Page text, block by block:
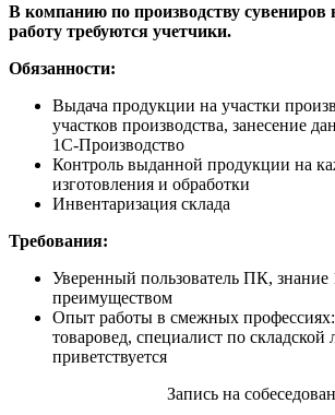
В компанию по производству сувениров
работу требуются учетчики.
Обязанности:
Выдача продукции на участки
участков производства, занесение
1С-Производство
Контроль выданной продукции на
изготовления и обработки
Инвентаризация склада
Требования:
Уверенный пользователь ПК,
преимуществом
Опыт работы в смежных
товаровед, специалист по складской
приветствуется
Запись на